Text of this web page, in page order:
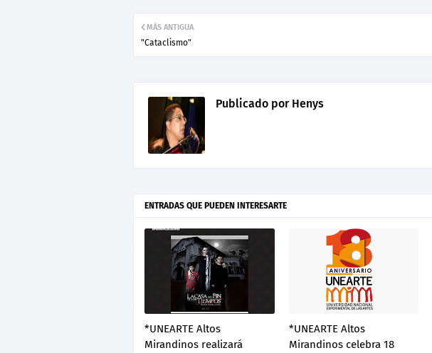
MÁS ANTIGUA
"Cataclismo"
Publicado porHenys
ENTRADAS QUE PUEDEN INTERESARTE
*UNEARTE Altos
Mirandinos realizará
*UNEARTE Altos
Mirandinos celebra 18